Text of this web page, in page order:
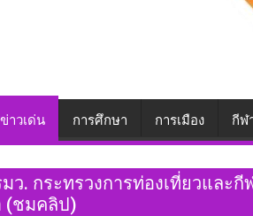
าวเด่น การศึกษา การเมือง กีฬ
ว. กระทรวงการท่องเที่ยวและ
(ชมคลิป)